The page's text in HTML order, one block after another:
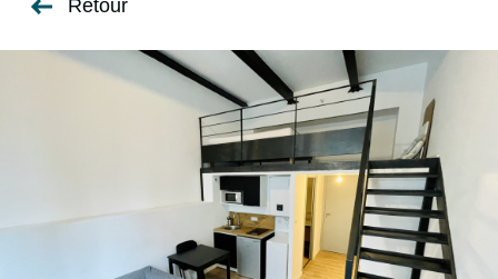
Retour